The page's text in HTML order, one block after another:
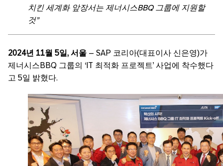
치킨 세계화 앞장서는 제너시스BBQ 그룹에 지원할
것”
2024년 11월 5일, 서울 – SAP 코리아(대표이사 신은영)가
제너시스BBQ 그룹의 ‘IT 최적화 프로젝트’ 사업에 착수했다
고 5일 밝혔다.